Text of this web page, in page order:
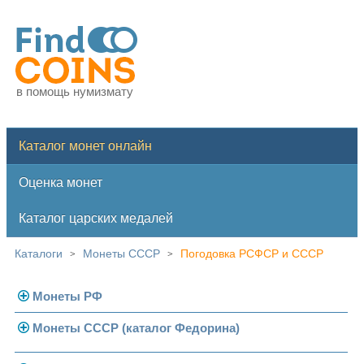
в помощь нумизмату
Каталог монет онлайн
Оценка монет
Каталог царских медалей
Каталоги > Монеты СССР > Погодовка РСФСР и СССР
Монеты РФ
Современная Россия
Монеты СССР (каталог Федорина)